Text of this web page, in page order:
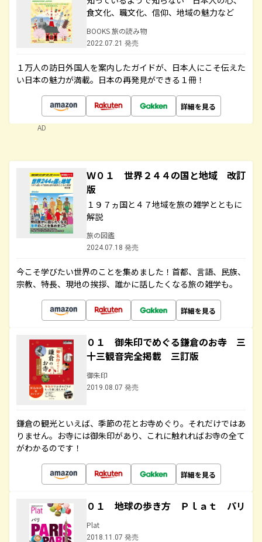
食文化、職文化、信仰、地域の魅力など
BOOKS 旅の読み物
2022.07.21 発売
１万人の訪日外国人を案内したガイドが、日本人にこそ伝えた
い日本の魅力が満載。日本の再発見ができる１冊！
詳細を見る
AD
Ｗ０１ 世界２４４の国と地域 改訂
版
１９７ヵ国と４７地域を旅の雑学とともに
解説
旅の図鑑
2024.07.18 発売
今こそ学びたい世界のことを集めました！首都、言語、民族、
宗教、特長、現地の挨拶、誰かに話したくなる旅の雑学も。
詳細を見る
０１ 御朱印でめぐる鎌倉のお寺 三
十三観音完全掲載 三訂版
御朱印
2019.08.07 発売
鎌倉の観光といえば、季節の花とお寺めぐり。それだけではあ
りません。お寺には御朱印があり、これに触れればお寺の全て
がわかるのです！
詳細を見る
０１ 地球の歩き方 Ｐｌａｔ パリ
Plat
2018.11.07 発売